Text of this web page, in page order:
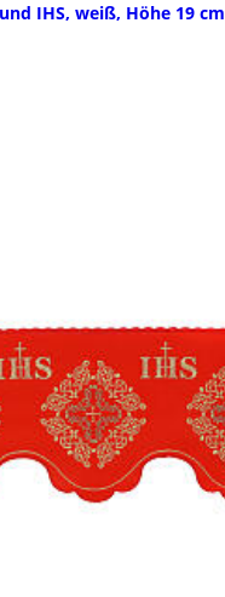
IHS, weiß, Höhe 19 cm